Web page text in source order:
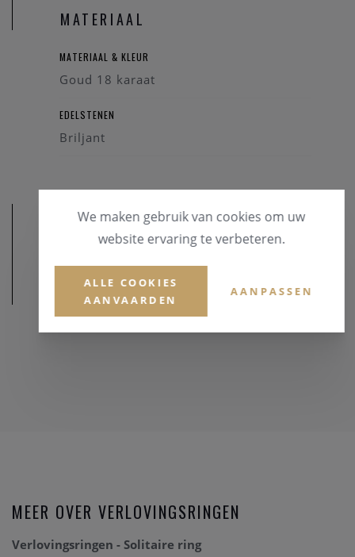
MATERIAAL
MATERIAAL & KLEUR
Goud 18 karaat
EDELSTENEN
Briljant
AFMETINGEN
MEER OVER VERLOVINGSRINGEN
Verlovingsringen - Solitaire ring
We maken gebruik van cookies om uw
website ervaring te verbeteren.
ALLE COOKIES
AANVAARDEN
AANPASSEN